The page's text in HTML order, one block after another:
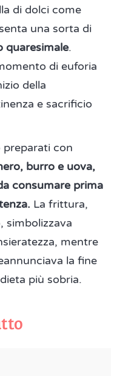
di dolci come
una sorta di
quaresimale.
di euforia
della
e sacrificio
preparati con
burro e uova,
consumare prima
La frittura,
simbolizzava
mentre
la fine
più sobria.